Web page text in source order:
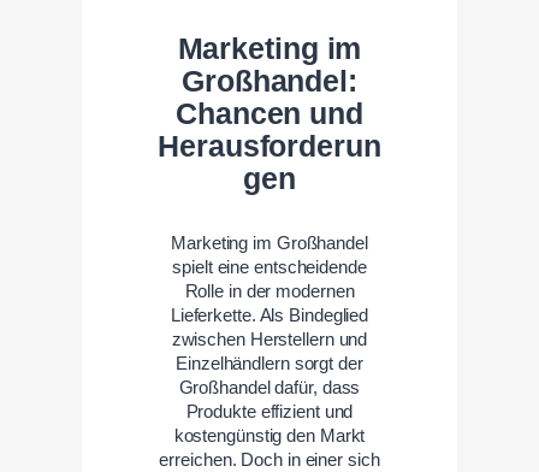
Marketing im
Großhandel:
Chancen und
Herausforderun
gen
Marketing im Großhandel
spielt eine entscheidende
Rolle in der modernen
Lieferkette. Als Bindeglied
zwischen Herstellern und
Einzelhändlern sorgt der
Großhandel dafür, dass
Produkte effizient und
kostengünstig den Markt
erreichen. Doch in einer sich